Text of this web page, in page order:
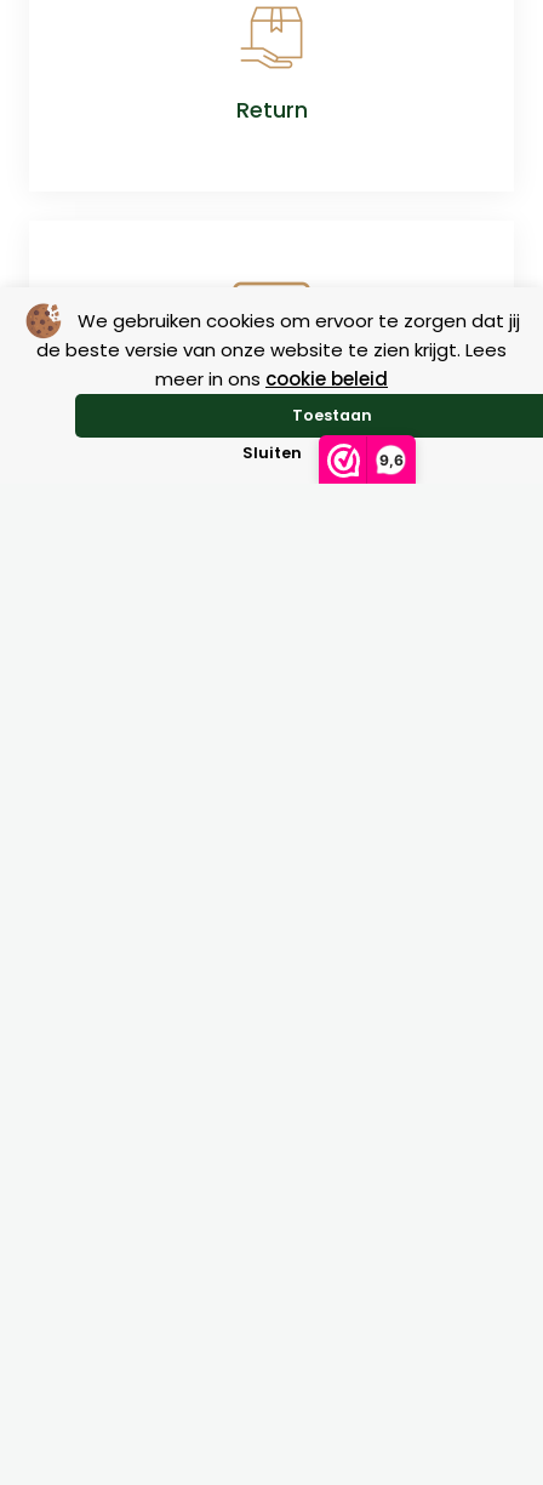
9,6
We gebruiken cookies om ervoor te zorgen dat jij
de beste versie van onze website te zien krijgt. Lees
meer in ons cookie beleid
Toestaan
Sluiten
Return
Size charts